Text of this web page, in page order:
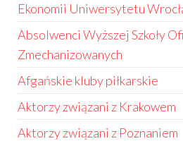
Ekonomii Uniwersytetu
Absolwenci Wyższej Szkoły
Zmechanizowanych
Afgańskie kluby piłkarskie
Aktorzy związani z Krakowem
Aktorzy związani z Poznaniem